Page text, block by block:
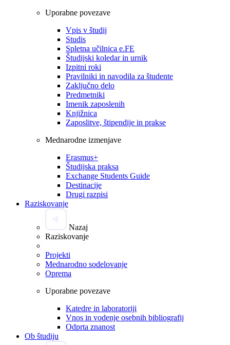
Uporabne povezave
Vpis v študij
Studis
Spletna učilnica e.FE
Študijski koledar in urnik
Izpitni roki
Pravilniki in navodila za študente
Zaključno delo
Predmetniki
Imenik zaposlenih
Knjižnica
Zaposlitve, štipendije in prakse
Mednarodne izmenjave
Erasmus+
Študijska praksa
Exchange Students Guide
Destinacije
Drugi razpisi
Raziskovanje
Nazaj
Raziskovanje
Projekti
Mednarodno sodelovanje
Oprema
Uporabne povezave
Katedre in laboratoriji
Vnos in vodenje osebnih bibliografij
Odprta znanost
Ob študiju